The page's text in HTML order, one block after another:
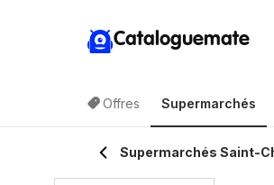
Cataloguemate
Offres Supermarchés
Supermarchés Saint-